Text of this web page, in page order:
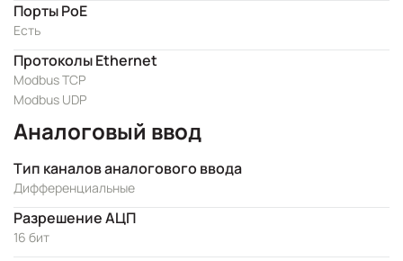
Порты PoE
Есть
Протоколы Ethernet
Modbus TCP
Modbus UDP
Аналоговый ввод
Тип каналов аналогового ввода
Дифференциальные
Разрешение АЦП
16 бит